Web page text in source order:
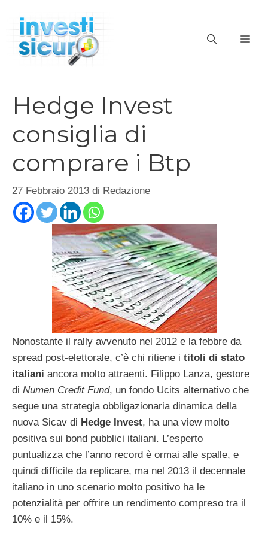
contenuto
Hedge Invest
consiglia di
comprare i Btp
27 Febbraio 2013 di Redazione
Nonostante il rally avvenuto nel 2012 e la febbre da
spread post-elettorale, c’è chi ritiene i titoli di stato
italiani ancora molto attraenti. Filippo Lanza, gestore
di Numen Credit Fund, un fondo Ucits alternativo che
segue una strategia obbligazionaria dinamica della
nuova Sicav di Hedge Invest, ha una view molto
positiva sui bond pubblici italiani. L’esperto
puntualizza che l’anno record è ormai alle spalle, e
quindi difficile da replicare, ma nel 2013 il decennale
italiano in uno scenario molto positivo ha le
potenzialità per offrire un rendimento compreso tra il
10% e il 15%.